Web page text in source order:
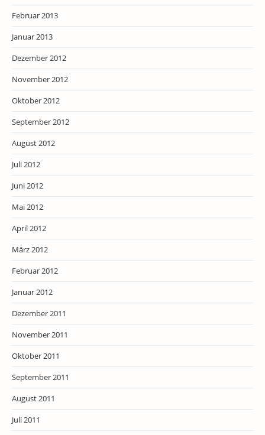
Februar 2013
Januar 2013
Dezember 2012
November 2012
Oktober 2012
September 2012
August 2012
Juli 2012
Juni 2012
Mai 2012
April 2012
März 2012
Februar 2012
Januar 2012
Dezember 2011
November 2011
Oktober 2011
September 2011
August 2011
Juli 2011